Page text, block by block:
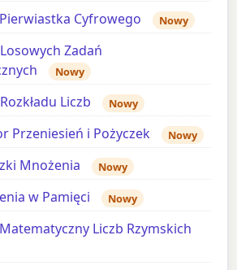
Cyfrowego Nowy
Zadań
Nowy
Liczb Nowy
Przeniesień i Pożyczek Nowy
Mnożenia Nowy
w Pamięci Nowy
Liczb Rzymskich